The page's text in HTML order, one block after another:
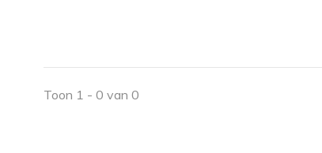
Toon 1 - 0 van 0